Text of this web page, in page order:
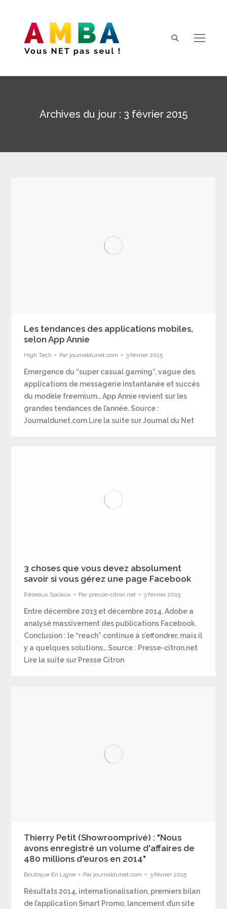
Search:
Archives du jour : 3 février 2015
Les tendances des applications mobiles,
selon App Annie
High Tech Par journaldunet.com 3 février 2015
Emergence du “super casual gaming”, vague des
applications de messagerie instantanée et succès
du modèle freemium… App Annie revient sur les
grandes tendances de l’année. Source :
Journaldunet.com Lire la suite sur Journal du Net
3 choses que vous devez absolument
savoir si vous gérez une page Facebook
Réseaux Sociaux Par presse-citron.net 3 février 2015
Entre décembre 2013 et décembre 2014, Adobe a
analysé massivement des publications Facebook.
Conclusion : le “reach” continue à s’effondrer, mais il
y a quelques solutions… Source : Presse-citron.net
Lire la suite sur Presse Citron
Thierry Petit (Showroomprivé) : "Nous
avons enregistré un volume d'affaires de
480 millions d'euros en 2014"
Boutique En Ligne Par journaldunet.com 3 février 2015
Résultats 2014, internationalisation, premiers bilan
de l’application Smart Promo, lancement d’un site